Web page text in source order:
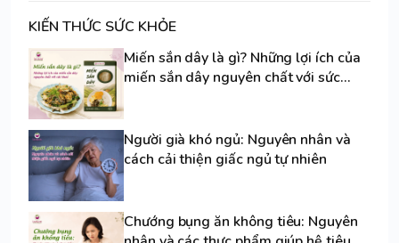
KIẾN THỨC SỨC KHỎE
Miến sắn dây là gì? Những lợi ích của
miến sắn dây nguyên chất với sức
Người già khó ngủ: Nguyên nhân và
cách cải thiện giấc ngủ tự nhiên
Chướng bụng ăn không tiêu: Nguyên